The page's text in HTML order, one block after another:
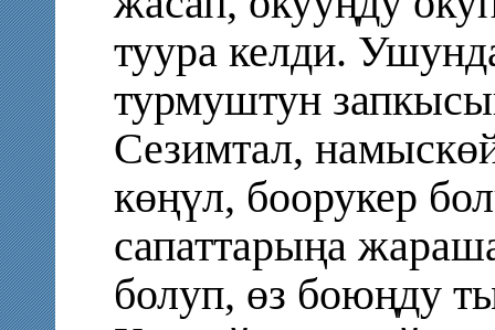
туура келди.
турмуштун
Сезимтал,
көңүл, боорукер
сапаттарыңа
болуп, өз боюңду